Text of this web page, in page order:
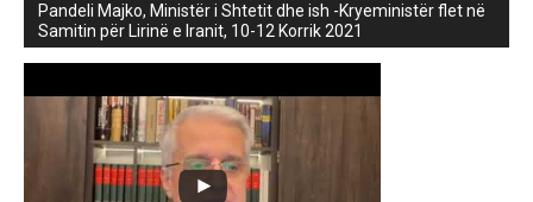
Pandeli Majko, Ministër i Shtetit dhe ish -Kryeministër flet në
Samitin për Lirinë e Iranit, 10-12 Korrik 2021